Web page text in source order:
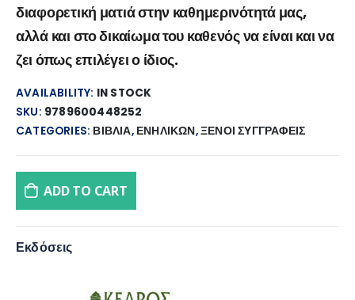
διαφορετική ματιά στην καθημερινότητά μας,
αλλά και στο δικαίωμα του καθενός να είναι και να
ζει όπως επιλέγει ο ίδιος.
AVAILABILITY: IN STOCK
SKU: 9789600448252
CATEGORIES: ΒΙΒΛΙΑ, ΕΝΗΛΙΚΩΝ,ΞΕΝΟΙ ΣΥΓΓΡΑΦΕΙΣ
ADD TO CART
Εκδόσεις